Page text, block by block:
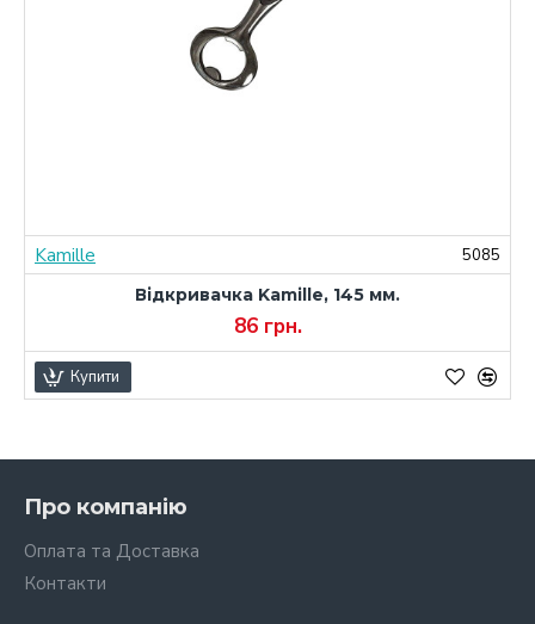
Kamille
5085
Відкривачка Kamille, 145 мм.
86 грн.
Купити
Про компанію
Оплата та Доставка
Контакти